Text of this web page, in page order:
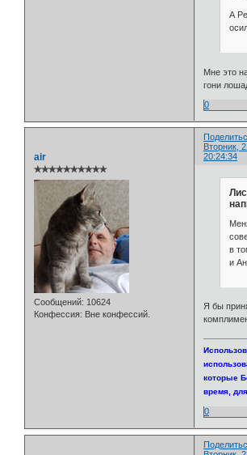
А
Мне это
гони
0
Вторник,
20:24:34
air
✯✯✯✯✯✯✯✯✯✯
Сообщений: 10624
Конфессия: Вне конфессий.
в
и
Я бы
которые
время,
0